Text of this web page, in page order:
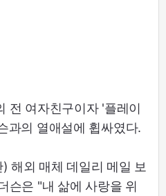
전 여자친구이자 '플레이
과의 열애설에 휩싸였다.
해외 매체 데일리 메일 보
슨은 "내 삶에 사랑을 위